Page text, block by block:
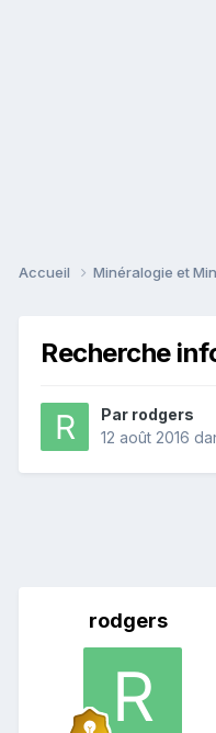
Accueil Minéralogie et
Recherche
Par rodgers
12 août 2016
rodgers